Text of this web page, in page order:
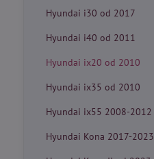
Hyundai i30 od 2017
Hyundai i40 od 2011
Hyundai ix20 od 2010
Hyundai ix35 od 2010
Hyundai ix55 2008-2012
Hyundai Kona 2017-2023